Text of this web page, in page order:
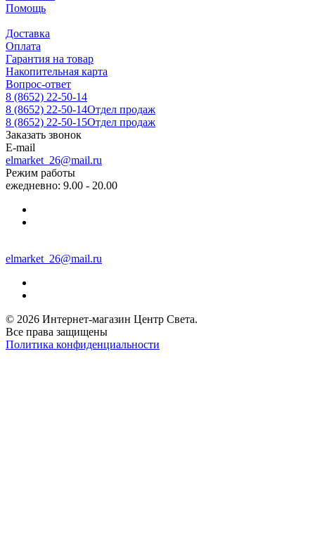
Помощь
Доставка
Оплата
Гарантия на товар
Накопительная карта
Вопрос-ответ
8 (8652) 22-50-14
8 (8652) 22-50-14Отдел продаж
8 (8652) 22-50-15Отдел продаж
Заказать звонок
E-mail
elmarket_26@mail.ru
Режим работы
ежедневно: 9.00 - 20.00
elmarket_26@mail.ru
© 2026 Интернет-магазин Центр Света.
Все права защищены
Политика конфиденциальности